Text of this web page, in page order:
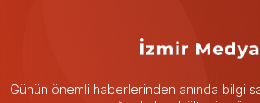
Günün önemli haberlerinden anında bilgi